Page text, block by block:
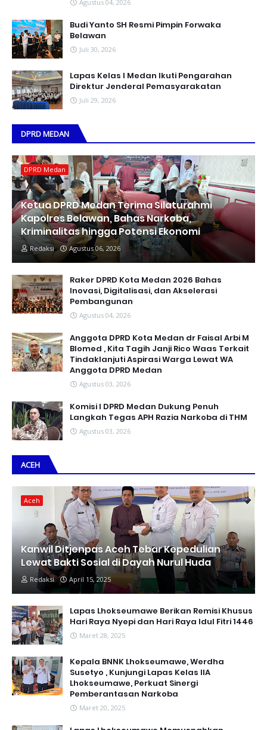
Agustus 04, 2026
Budi Yanto SH Resmi Pimpin Forwaka
Belawan
Juli 30, 2026
Lapas Kelas I Medan Ikuti Pengarahan
Direktur Jenderal Pemasyarakatan
Juli 29, 2026
DPRD MEDAN
DPRD Medan
Ketua DPRD Medan Terima Silaturahmi
Kapolres Belawan, Bahas Narkoba,
Kriminalitas hingga Potensi Ekonomi
Redaksi Agustus 06, 2026
Raker DPRD Kota Medan 2026 Bahas
Inovasi, Digitalisasi, dan Akselerasi
Pembangunan
Agustus 04, 2026
Anggota DPRD Kota Medan dr Faisal Arbi M
Blomed , Kita Tagih Janji Rico Waas Terkait
Tindaklanjuti Aspirasi Warga Lewat WA
Anggota DPRD Medan
Agustus 03, 2026
Komisi I DPRD Medan Dukung Penuh
Langkah Tegas APH Razia Narkoba di THM
Agustus 03, 2026
ACEH
Aceh
Kanwil Ditjenpas Aceh Tebar Kepedulian
Lewat Bakti Sosial di Dayah Nurul Huda
Redaksi April 15, 2025
Lapas Lhokseumawe Berikan Remisi Khusus
Hari Raya Nyepi dan Hari Raya Idul Fitri 1446
Maret 28, 2025
Kepala BNNK Lhokseumawe, Werdha
Susetyo , Kunjungi Lapas Kelas IIA
Lhokseumawe, Perkuat Sinergi
Pemberantasan Narkoba
Maret 20, 2025